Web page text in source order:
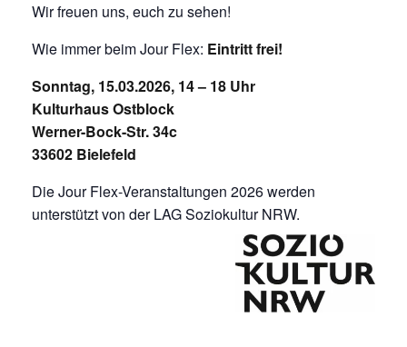
Wir freuen uns, euch zu sehen!
Wie immer beim Jour Flex: Eintritt frei!
Sonntag, 15.03.2026, 14 – 18 Uhr
Kulturhaus Ostblock
Werner-Bock-Str. 34c
33602 Bielefeld
Die Jour Flex-Veranstaltungen 2026 werden
unterstützt von der LAG Soziokultur NRW.